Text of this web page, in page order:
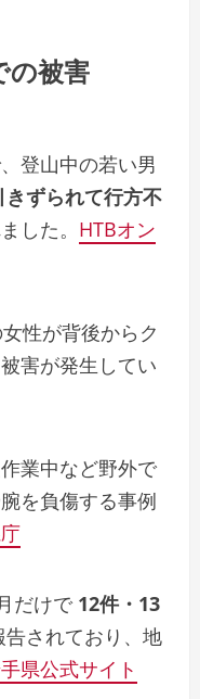
の被害
登山中の若い男
ずられて行方不
した。 HTBオン
性が背後からク
害が発生してい
業中など野外で
を負傷する事例
だけで 12件・13
されており、地
県公式サイト